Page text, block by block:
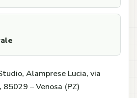
Alamprese Lucia, via
85029 – Venosa (PZ)